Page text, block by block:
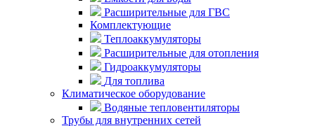
Расширительные для ГВС
Комплектующие
Теплоаккумуляторы
Расширительные для отопления
Гидроаккумуляторы
Для топлива
Климатическое оборудование
Водяные тепловентиляторы
Трубы для внутренних сетей